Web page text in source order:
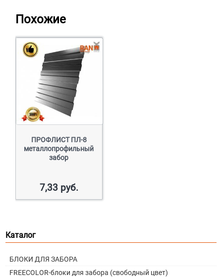
Похожие
ПРОФЛИСТ ПЛ-8
металлопрофильный
забор
7,33 руб.
Каталог
БЛОКИ ДЛЯ ЗАБОРА
FREECOLOR-блоки для забора (свободный цвет)